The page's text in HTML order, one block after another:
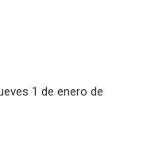
1 de enero de